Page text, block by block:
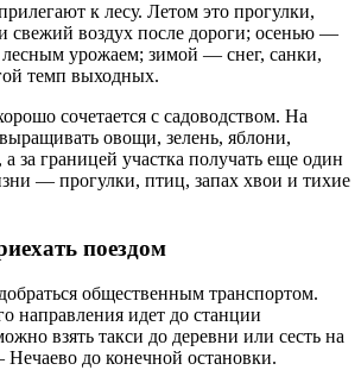
к лесу. Летом это прогулки,
свежий воздух после дороги; осенью —
лесным урожаем; зимой — снег, санки,
темп выходных.
сочетается с садоводством. На
овощи, зелень, яблони,
за границей участка получать еще один
— прогулки, птиц, запах хвои и тихие
поездом
общественным транспортом.
направления идет до станции
взять такси до деревни или сесть на
до конечной остановки.